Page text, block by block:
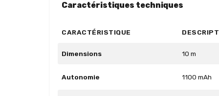
Caractéristiques techniques
CARACTÉRISTIQUE
Dimensions 10 m
Autonomie 1100 mAh